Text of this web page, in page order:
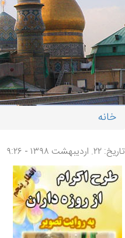
شما اینجا هستید
خانه
تاریخ: ۲۲. اردیبهشت ۱۳۹۸ - ۹:۲۶